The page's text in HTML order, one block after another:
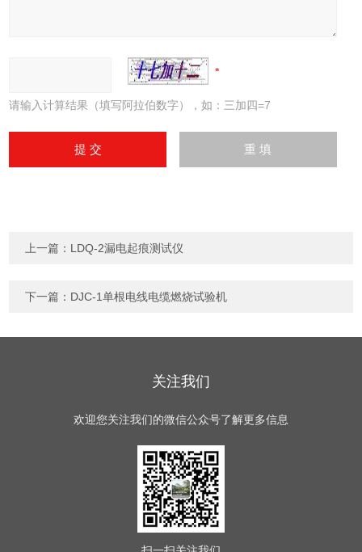
请输入计算结果（填写阿拉伯数字），如：三加四=7
上一篇： LDQ-2漏电起痕测试仪
下一篇： DJC-1单根电线电缆燃烧试验机
关注我们
欢迎您关注我们的微信公众号了解更多信息